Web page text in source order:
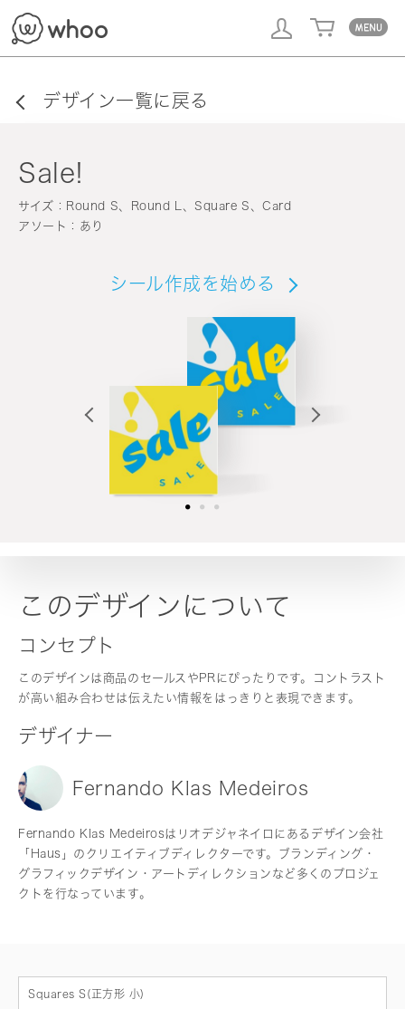
デザイン一覧に戻る
Sale!
サイズ：Round S、Round L、Square S、Card
アソート：あり
シール作成を始める
このデザインについて
コンセプト
このデザインは商品のセールスやPRにぴったりです。コントラスト
が高い組み合わせは伝えたい情報をはっきりと表現できます。
デザイナー
Fernando Klas Medeiros
Fernando Klas Medeirosはリオデジャネイロにあるデザイン会社
「Haus」のクリエイティブディレクターです。ブランディング・
グラフィックデザイン・アートディレクションなど多くのプロジェ
クトを行なっています。
Squares S(正方形 小)